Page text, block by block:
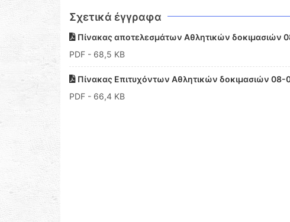
Σχετικά έγγραφα
Πίνακας αποτελεσμάτων Αθλητικών δοκιμασιών
PDF - 68,5 KB
Πίνακας Επιτυχόντων Αθλητικών δοκιμασιών
PDF - 66,4 KB